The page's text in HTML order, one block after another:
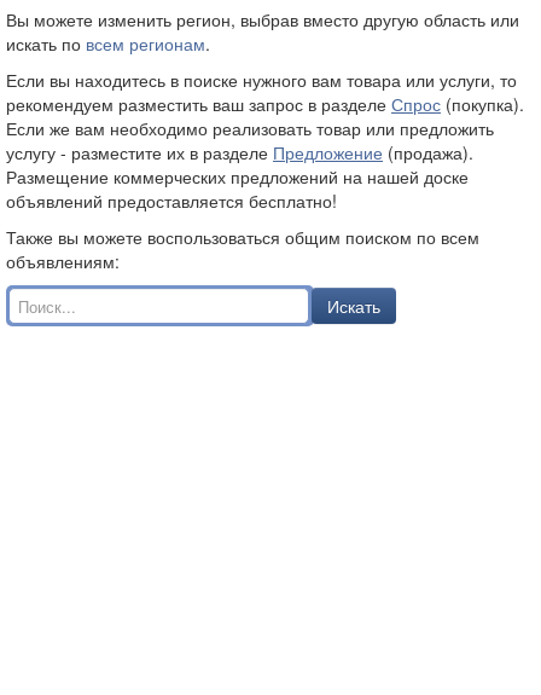
Вы можете изменить регион, выбрав вместо другую область или
искать по всем регионам.
Если вы находитесь в поиске нужного вам товара или услуги, то
рекомендуем разместить ваш запрос в разделе Спрос (покупка).
Если же вам необходимо реализовать товар или предложить
услугу - разместите их в разделе Предложение (продажа).
Размещение коммерческих предложений на нашей доске
объявлений предоставляется бесплатно!
Также вы можете воспользоваться общим поиском по всем
объявлениям:
Искать